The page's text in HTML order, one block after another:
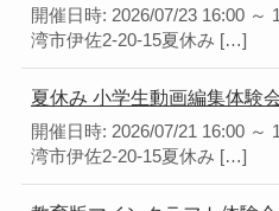
開催日時: 2026/07/23 16:00 ～
湾市伊佐2-20-15夏休み […]
夏休み 小学生動画編集体験
開催日時: 2026/07/21 16:00 ～
湾市伊佐2-20-15夏休み […]